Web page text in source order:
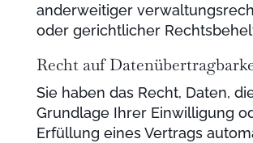
anderweitiger
oder gerichtlicher
Recht auf
Sie haben das Recht, Daten,
Grundlage Ihrer Einwilligung
Erfüllung eines Vertrags